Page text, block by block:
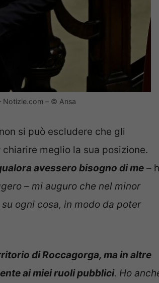
Notizie.com – © Ansa
si può escludere che gli
meglio la sua posizione.
avessero bisogno di me –
– mi auguro che nel minor
ogni cosa, in modo da poter
di Roccagorga, ma in altre
ai miei ruoli pubblici. Ho